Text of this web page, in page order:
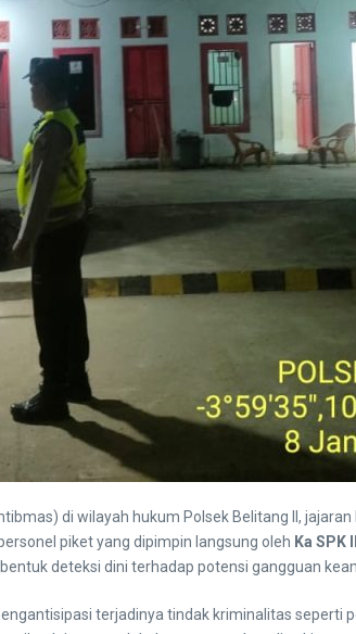
di wilayah hukum Polsek Belitang II,
piket yang dipimpin langsung oleh Ka SPK
deteksi dini terhadap potensi gangguan
terjadinya tindak kriminalitas